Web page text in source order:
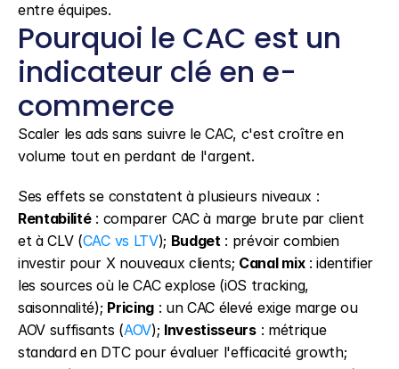
entre équipes.
Pourquoi le CAC est un
indicateur clé en e-
commerce
Scaler les ads sans suivre le CAC, c'est croître en
volume tout en perdant de l'argent.
Rentabilité : comparer CAC à marge brute par client
et à CLV (CAC vs LTV); Budget : prévoir combien
investir pour X nouveaux clients; Canal mix : identifier
les sources où le CAC explose (iOS tracking,
saisonnalité); Pricing : un CAC élevé exige marge ou
AOV suffisants (AOV); Investisseurs : métrique